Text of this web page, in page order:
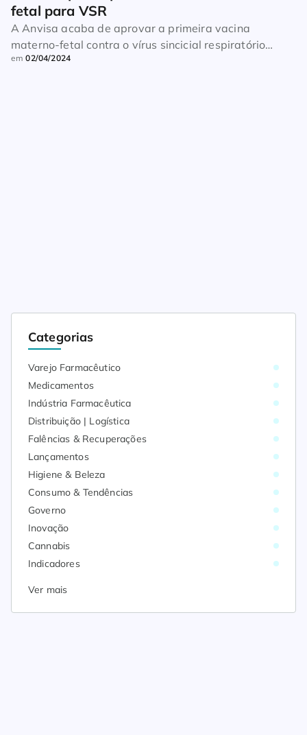
fetal para VSR
A Anvisa acaba de aprovar a primeira vacina
materno-fetal contra o vírus sincicial respiratório
(VSR), principal responsável por infecções
em02/04/2024
Categorias
Varejo Farmacêutico
Medicamentos
Indústria Farmacêutica
Distribuição | Logística
Falências & Recuperações
Lançamentos
Higiene & Beleza
Consumo & Tendências
Governo
Inovação
Cannabis
Indicadores
Ver mais